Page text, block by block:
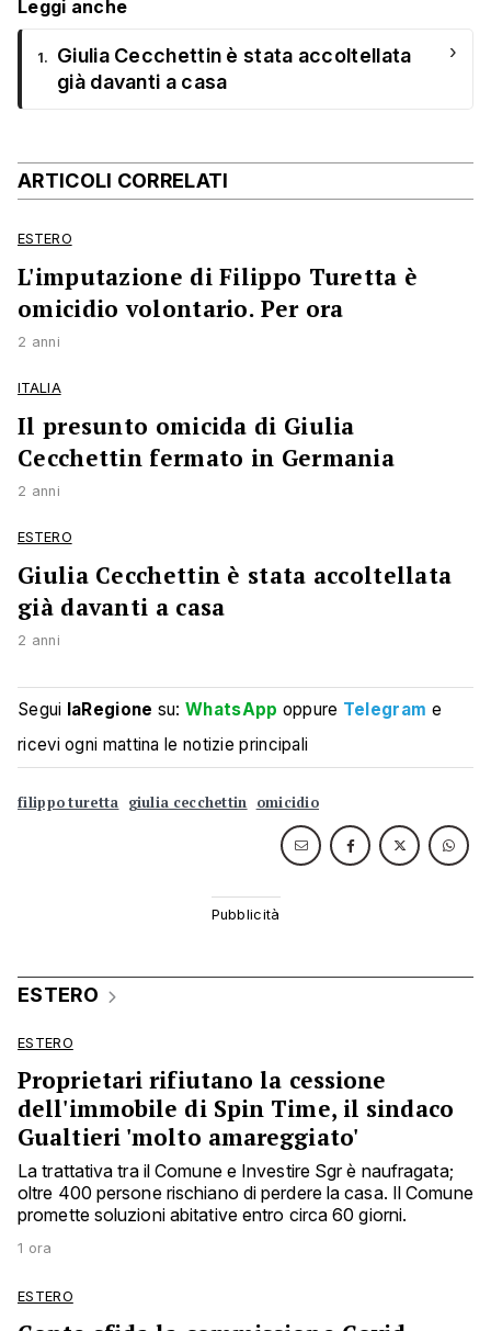
Leggi anche
1.
Giulia Cecchettin è stata accoltellata
già davanti a casa
›
ARTICOLI CORRELATI
ESTERO
L'imputazione di Filippo Turetta è
omicidio volontario. Per ora
2 anni
ITALIA
Il presunto omicida di Giulia
Cecchettin fermato in Germania
2 anni
ESTERO
Giulia Cecchettin è stata accoltellata
già davanti a casa
2 anni
Segui laRegione su:WhatsApp oppure Telegram e
ricevi ogni mattina le notizie principali
filippo turetta giulia cecchettin omicidio
ESTERO
ESTERO
Proprietari rifiutano la cessione
dell'immobile di Spin Time, il sindaco
Gualtieri 'molto amareggiato'
La trattativa tra il Comune e Investire Sgr è naufragata;
oltre 400 persone rischiano di perdere la casa. Il Comune
promette soluzioni abitative entro circa 60 giorni.
1 ora
ESTERO